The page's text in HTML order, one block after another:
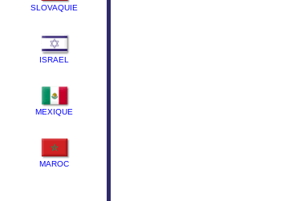
SLOVAQUIE
ISRAEL
MEXIQUE
MAROC